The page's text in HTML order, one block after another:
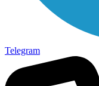
Telegram